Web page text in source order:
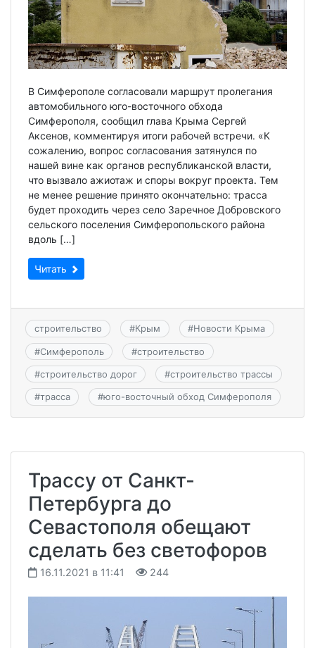
В Симферополе согласовали маршрут пролегания
автомобильного юго-восточного обхода
Симферополя, сообщил глава Крыма Сергей
Аксенов, комментируя итоги рабочей встречи. «К
сожалению, вопрос согласования затянулся по
нашей вине как органов республиканской власти,
что вызвало ажиотаж и споры вокруг проекта. Тем
не менее решение принято окончательно: трасса
будет проходить через село Заречное Добровского
сельского поселения Симферопольского района
вдоль […]
Читать
строительство #Крым #Новости Крыма
#Симферополь #строительство
#строительство дорог #строительство трассы
#трасса #юго-восточный обход Симферополя
Трассу от Санкт-
Петербурга до
Севастополя обещают
сделать без светофоров
16.11.2021 в 11:41 244